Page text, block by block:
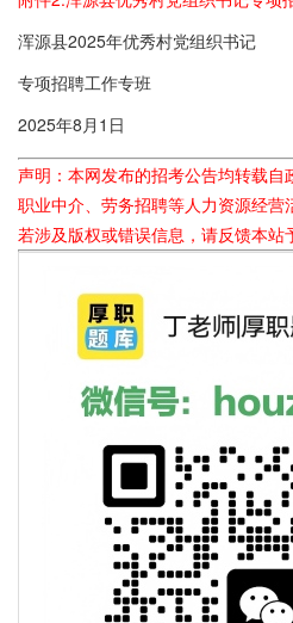
浑源县2025年优秀村党组织书记
专项招聘工作专班
2025年8月1日
声明：本网发布的招考公告均转载
职业中介、劳务招聘等人力资源经营
若涉及版权或错误信息，请反馈本站